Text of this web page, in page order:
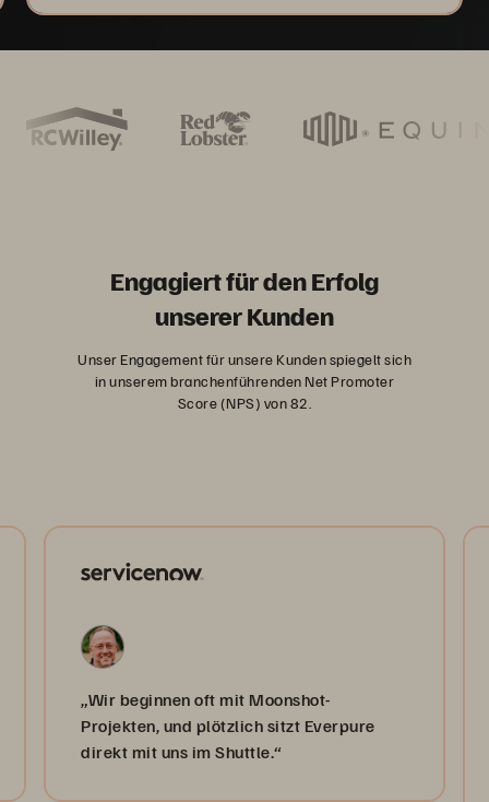
Engagiert für den Erfolg
unserer Kunden
Unser Engagement für unsere Kunden spiegelt sich
in unserem branchenführenden Net Promoter
Score (NPS) von 82.
„Wir beginnen oft mit Moonshot-
Projekten, und plötzlich sitzt Everpure
direkt mit uns im Shuttle.“